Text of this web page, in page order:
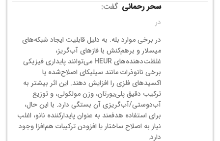
سحر رحمانی گفت:
در
در برخی موارد بله. به دلیل قابلیت ایجاد شبکه‌های
میسلار و برهم‌کنش با فازهای آب‌گریز،
غلظت‌دهنده‌های HEUR می‌توانند پایداری فیزیکی
برخی نانوذرات مانند سیلیکای اصلاح‌شده یا
اکسیدهای فلزی را افزایش دهند. این اثر بیشتر به
ترکیب دقیق پلی‌یورتان، وزن مولکولی، و توزیع
آب‌دوستی/آب‌گریزی آن بستگی دارد. با این حال،
برای استفاده هدفمند به عنوان پایدارکننده نانو، اغلب
نیاز به اصلاح ساختار یا افزودن ترکیبات هم‌افزا وجود
دارد.